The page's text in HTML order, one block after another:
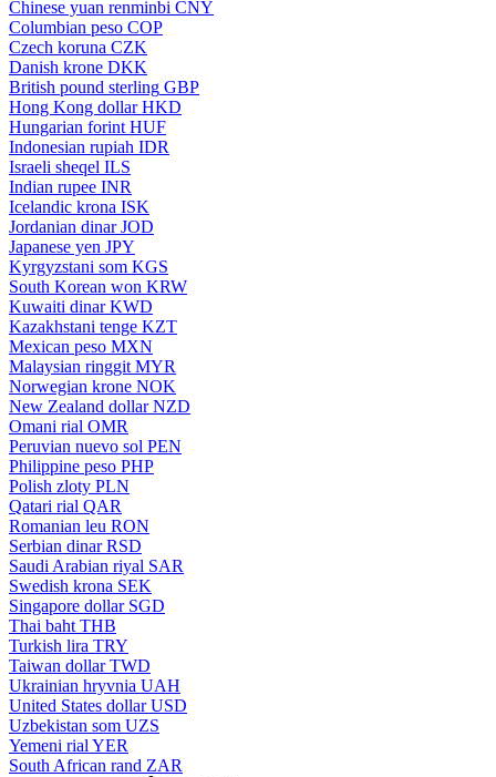
Chinese yuan renminbi CNY
Columbian peso COP
Czech koruna CZK
Danish krone DKK
British pound sterling GBP
Hong Kong dollar HKD
Hungarian forint HUF
Indonesian rupiah IDR
Israeli sheqel ILS
Indian rupee INR
Icelandic krona ISK
Jordanian dinar JOD
Japanese yen JPY
Kyrgyzstani som KGS
South Korean won KRW
Kuwaiti dinar KWD
Kazakhstani tenge KZT
Mexican peso MXN
Malaysian ringgit MYR
Norwegian krone NOK
New Zealand dollar NZD
Omani rial OMR
Peruvian nuevo sol PEN
Philippine peso PHP
Polish zloty PLN
Qatari rial QAR
Romanian leu RON
Serbian dinar RSD
Saudi Arabian riyal SAR
Swedish krona SEK
Singapore dollar SGD
Thai baht THB
Turkish lira TRY
Taiwan dollar TWD
Ukrainian hryvnia UAH
United States dollar USD
Uzbekistan som UZS
Yemeni rial YER
South African rand ZAR